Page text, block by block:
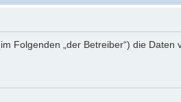
Folgenden „der Betreiber“) die